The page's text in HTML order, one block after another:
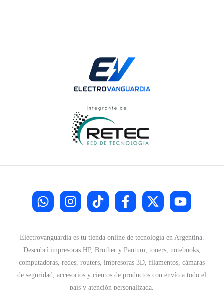
Electrovanguardia es tu tienda online de tecnología en Argentina.
Descubrí impresoras HP, Brother y Pantum, toners, notebooks,
computadoras, redes, routers, impresoras 3D, filamentos, cámaras
de seguridad, accesorios y cientos de productos con envío a todo el
país y atención personalizada.